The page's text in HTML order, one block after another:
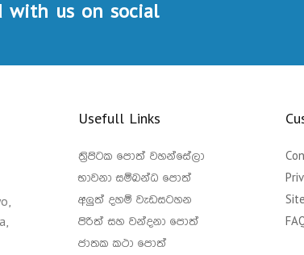
with us on social
Usefull Links
ත්‍රිපිටක පොත් වහන්සේලා
භාවනා සම්බන්ධ පොත්
අලුත් දහම් වැඩසටහන
පිරිත් සහ වන්දනා පොත්
ජාතක කථා පොත්